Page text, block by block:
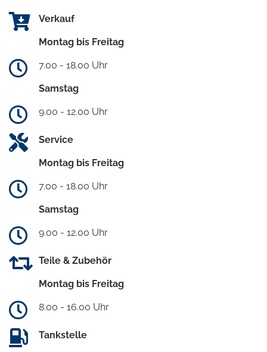
Verkauf
Montag bis Freitag
7.00 - 18.00 Uhr
Samstag
9.00 - 12.00 Uhr
Service
Montag bis Freitag
7.00 - 18.00 Uhr
Samstag
9.00 - 12.00 Uhr
Teile & Zubehör
Montag bis Freitag
8.00 - 16.00 Uhr
Tankstelle